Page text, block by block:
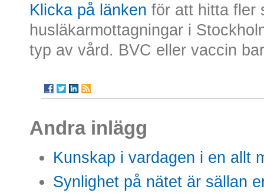
Klicka på länken för att hitta fler
husläkarmottagningar i
typ av vård. BVC eller vaccin
Andra inlägg
Kunskap i vardagen i en allt
Synlighet på nätet är sällan